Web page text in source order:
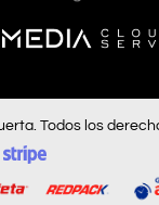
Todos los